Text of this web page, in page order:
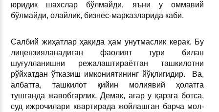
юридик шахслар бўлмайди, яъни у оммавий
бўлмайди, олайлик, бизнес-марказларида каби.
Салбий жиҳатлар ҳақида ҳам унутмаслик керак. Бу
лицензияланадиган фаолият тури билан
шуғулланишни режалаштираётган ташкилотни
рўйхатдан ўтказиш имкониятининг йўқлигидир. Ва,
албатта, ташкилот қийин молиявий ҳолатга
тушганда жавобгарлик. Демак, агар у қарзга ботса,
суд ижрочилари квартирада жойлашган барча мол-